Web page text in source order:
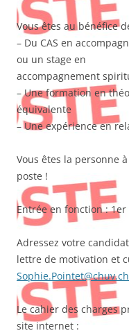
Vous êtes au bénéfice
– Du CAS en
ou un stage en
accompagnement
– Une formation en
équivalente
– Une expérience en
Vous êtes la personne
poste !
Entrée en fonction :
Adressez votre
lettre de motivation et
Sophie.Pointet@chuv.ch
Le cahier des charges
site internet :